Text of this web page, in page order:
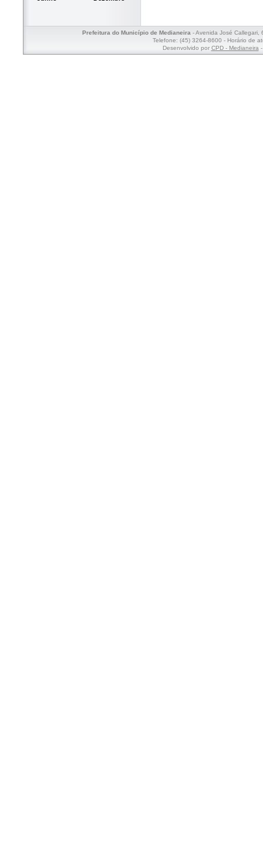
Prefeitura do Município de Medianeira- Avenida José Callegari,
Telefone: (45) 3264-8600 - Horário de
Desenvolvido por CPD - Medianeira-